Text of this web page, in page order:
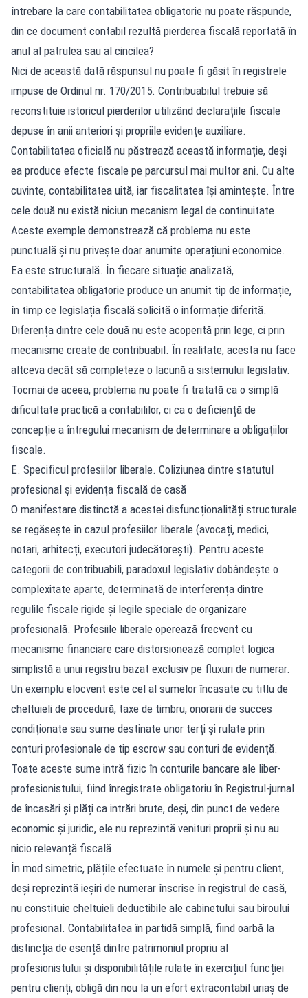
întrebare la care contabilitatea obligatorie nu poate răspunde,
din ce document contabil rezultă pierderea fiscală reportată în
anul al patrulea sau al cincilea?
Nici de această dată răspunsul nu poate fi găsit în registrele
impuse de Ordinul nr. 170/2015. Contribuabilul trebuie să
reconstituie istoricul pierderilor utilizând declarațiile fiscale
depuse în anii anteriori și propriile evidențe auxiliare.
Contabilitatea oficială nu păstrează această informație, deși
ea produce efecte fiscale pe parcursul mai multor ani. Cu alte
cuvinte, contabilitatea uită, iar fiscalitatea își amintește. Între
cele două nu există niciun mecanism legal de continuitate.
Aceste exemple demonstrează că problema nu este
punctuală și nu privește doar anumite operațiuni economice.
Ea este structurală. În fiecare situație analizată,
contabilitatea obligatorie produce un anumit tip de informație,
în timp ce legislația fiscală solicită o informație diferită.
Diferența dintre cele două nu este acoperită prin lege, ci prin
mecanisme create de contribuabil. În realitate, acesta nu face
altceva decât să completeze o lacună a sistemului legislativ.
Tocmai de aceea, problema nu poate fi tratată ca o simplă
dificultate practică a contabililor, ci ca o deficiență de
concepție a întregului mecanism de determinare a obligațiilor
fiscale.
E. Specificul profesiilor liberale. Coliziunea dintre statutul
profesional și evidența fiscală de casă
O manifestare distinctă a acestei disfuncționalități structurale
se regăsește în cazul profesiilor liberale (avocați, medici,
notari, arhitecți, executori judecătorești). Pentru aceste
categorii de contribuabili, paradoxul legislativ dobândește o
complexitate aparte, determinată de interferența dintre
regulile fiscale rigide și legile speciale de organizare
profesională. Profesiile liberale operează frecvent cu
mecanisme financiare care distorsionează complet logica
simplistă a unui registru bazat exclusiv pe fluxuri de numerar.
Un exemplu elocvent este cel al sumelor încasate cu titlu de
cheltuieli de procedură, taxe de timbru, onorarii de succes
condiționate sau sume destinate unor terți și rulate prin
conturi profesionale de tip escrow sau conturi de evidență.
Toate aceste sume intră fizic în conturile bancare ale liber-
profesionistului, fiind înregistrate obligatoriu în Registrul-jurnal
de încasări și plăți ca intrări brute, deși, din punct de vedere
economic și juridic, ele nu reprezintă venituri proprii și nu au
nicio relevanță fiscală.
În mod simetric, plățile efectuate în numele și pentru client,
deși reprezintă ieșiri de numerar înscrise în registrul de casă,
nu constituie cheltuieli deductibile ale cabinetului sau biroului
profesional. Contabilitatea în partidă simplă, fiind oarbă la
distincția de esență dintre patrimoniul propriu al
profesionistului și disponibilitățile rulate în exercițiul funcției
pentru clienți, obligă din nou la un efort extracontabil uriaș de